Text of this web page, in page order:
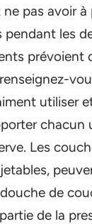
pas avoir à
pendant les
prévoient
utiliser
chacun
Les
de
de la